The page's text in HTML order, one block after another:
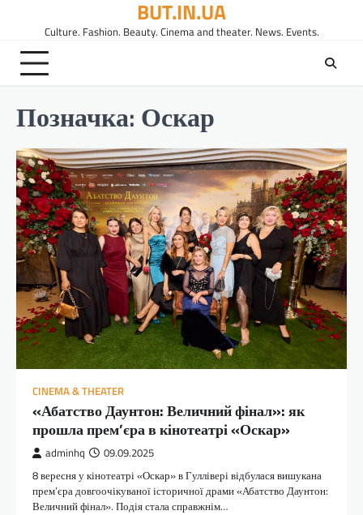
вмісту
BUT.IN.UA
Culture. Fashion. Beauty. Cinema and theater. News. Events.
Позначка: Оскар
CINEMA & THEATER
«Абатство Даунтон: Величний фінал»: як
прошла прем’єра в кінотеатрі «Оскар»
adminhq 09.09.2025
8 вересня у кінотеатрі «Оскар» в Гуллівері відбулася вишукана
прем’єра довгоочікуваної історичної драми «Абатство Даунтон:
Величний фінал». Подія стала справжнім…